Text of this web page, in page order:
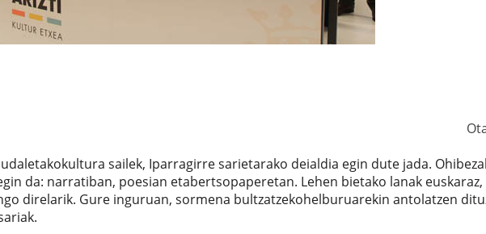
sailek, Iparragirre sarietarako deialdia egin dute jada.
da: narratiban, poesian etabertsopaperetan. Lehen bietako lanak euskaraz,
direlarik. Gure inguruan, sormena bultzatzekohelburuarekin antolatzen